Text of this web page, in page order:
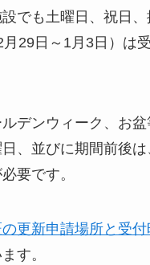
でも土曜日、祝日、
29日～1月3日）は
デンウィーク、お盆
、並びに期間前後
要です。
更新申請場所と受付
す。